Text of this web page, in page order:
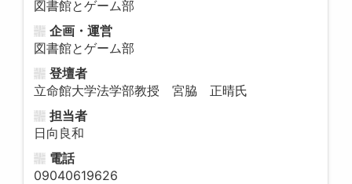
図書館とゲーム部
企画・運営
図書館とゲーム部
登壇者
立命館大学法学部教授 宮脇 正晴氏
担当者
日向良和
電話
09040619626